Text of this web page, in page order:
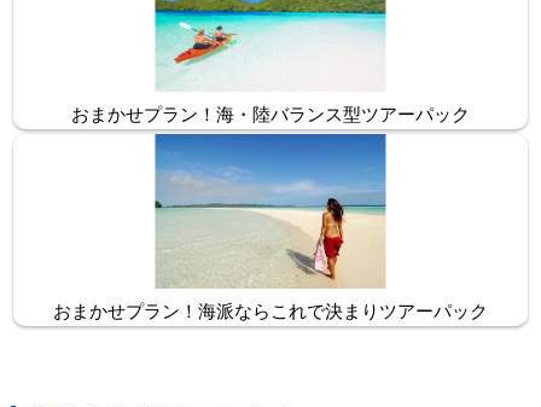
おまかせプラン！海・陸バランス型ツアーパック
おまかせプラン！海派ならこれで決まりツアーパック